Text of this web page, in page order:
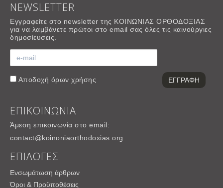
NEWSLETTER
Εγγραφείτε στο newsletter της ΚΟΙΝΩΝΙΑΣ ΟΡΘΟΔΟΞΙΑΣ
για να λαμβάνετε πρώτοι στο email σας όλες τις καινούργιες
δημοσίευσεις.
Αποδοχή όρων χρήσης
ΕΠΙΚΟΙΝΩΝΙΑ
Άμεση επικοινωνία στο email:
contact@koinoniaorthodoxias.org
ΕΠΙΛΟΓΕΣ
Ενσωμάτωση άρθρων
Όροι & Προϋποθέσεις